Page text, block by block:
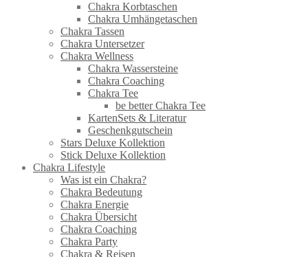
Chakra Korbtaschen
Chakra Umhängetaschen
Chakra Tassen
Chakra Untersetzer
Chakra Wellness
Chakra Wassersteine
Chakra Coaching
Chakra Tee
be better Chakra Tee
KartenSets & Literatur
Geschenkgutschein
Stars Deluxe Kollektion
Stick Deluxe Kollektion
Chakra Lifestyle
Was ist ein Chakra?
Chakra Bedeutung
Chakra Energie
Chakra Übersicht
Chakra Coaching
Chakra Party
Chakra & Reisen